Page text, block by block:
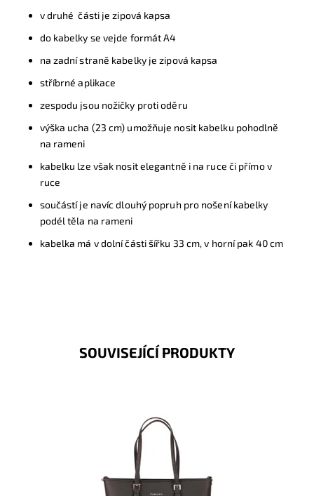
v druhé části je zipová kapsa
do kabelky se vejde formát A4
na zadní straně kabelky je zipová kapsa
stříbrné aplikace
zespodu jsou nožičky proti oděru
výška ucha (23 cm) umožňuje nosit kabelku pohodlně
na rameni
kabelku lze však nosit elegantně i na ruce či přímo v
ruce
součástí je navíc dlouhý popruh pro nošení kabelky
podél těla na rameni
kabelka má v dolní části šířku 33 cm, v horní pak 40 cm
SOUVISEJÍCÍ PRODUKTY
Pevná velká elegantní kabelka do ruky i na rameno
značky FLORA&CO se stříbrnými doplňky.
Skladem
1429
FLORA&CO